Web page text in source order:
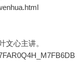
文心主讲。